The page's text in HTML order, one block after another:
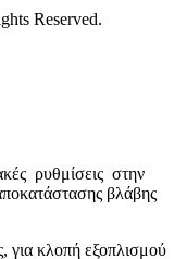
Reserved.
ρυθμίσεις στην
βλάβης